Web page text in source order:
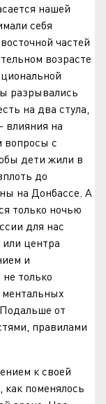
нашей
себя
частей
возрасте
разрывались
на два стула,
влияния на
вопросы с
дети жили в
до
на Донбассе. А
только ночью
для нас
центра
и
только
ментальных
от
правилами
к своей
поменялось